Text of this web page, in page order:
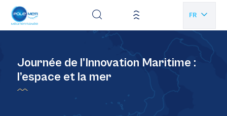
FR
Journée de l’Innovation Maritime :
l’espace et la mer
Panneau de gestion des cookies